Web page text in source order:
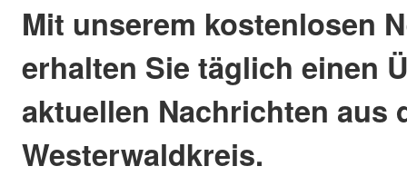
Mit unserem kostenlosen
erhalten Sie täglich einen
aktuellen Nachrichten aus
Westerwaldkreis.